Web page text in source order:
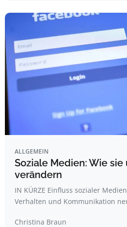
ALLGEMEIN
Soziale Medien: Wie sie
verändern
IN KÜRZE Einfluss sozialer
Verhalten und Kommunikation
Christina Braun